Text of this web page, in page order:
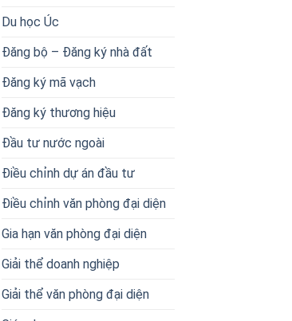
Du học Úc
Đăng bộ – Đăng ký nhà đất
Đăng ký mã vạch
Đăng ký thương hiệu
Đầu tư nước ngoài
Điều chỉnh dự án đầu tư
Điều chỉnh văn phòng đại diện
Gia hạn văn phòng đại diện
Giải thể doanh nghiệp
Giải thể văn phòng đại diện